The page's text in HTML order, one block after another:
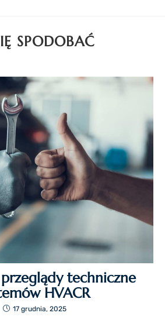
SPODOBAĆ
techniczne
HVACR
17 grudnia, 2025